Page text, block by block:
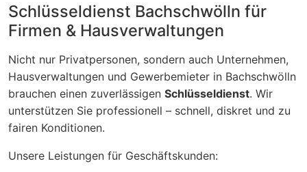
Schlüsseldienst Bachschwölln für
Firmen & Hausverwaltungen
Nicht nur Privatpersonen, sondern auch Unternehmen,
Hausverwaltungen und Gewerbemieter in Bachschwölln
brauchen einen zuverlässigen Schlüsseldienst. Wir
unterstützen Sie professionell – schnell, diskret und zu
fairen Konditionen.
Unsere Leistungen für Geschäftskunden: